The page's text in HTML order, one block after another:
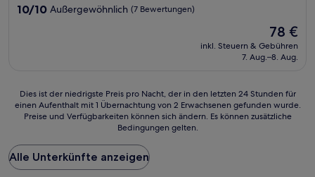
Unterkunft
10.0
10/10 Außergewöhnlich (7 Bewertungen)
Der
Preis
beträgt
78 €
inkl. Steuern & Gebühren
7. Aug.–8. Aug.
Dies
ist
Preis
pro
Nacht,
Dies ist der niedrigste Preis pro Nacht, der in den letzten 24 Stunden für
einen Aufenthalt mit 1 Übernachtung von 2 Erwachsenen gefunden wurde.
Preise und Verfügbarkeiten können sich ändern. Es können zusätzliche
Bedingungen gelten.
Alle Unterkünfte anzeigen